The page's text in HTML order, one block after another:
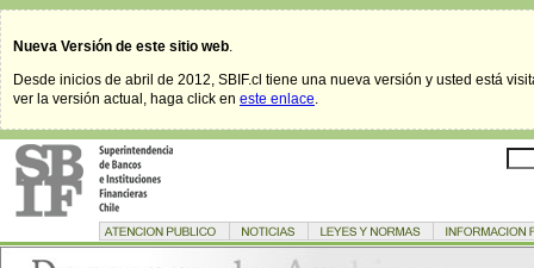
Nueva Versión de este sitio web.
Desde inicios de abril de 2012, SBIF.cl tiene una nueva versión y usted está
ver la versión actual, haga click en este enlace.